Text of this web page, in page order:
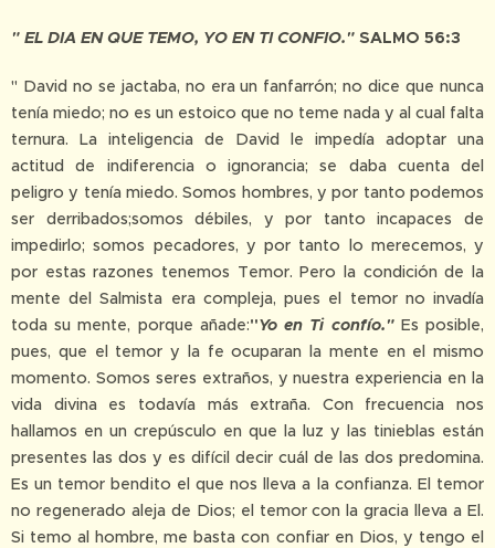
" EL DIA EN QUE TEMO, YO EN TI CONFIO." SALMO 56:3
" David no se jactaba, no era un fanfarrón; no dice que nunca
tenía miedo; no es un estoico que no teme nada y al cual falta
ternura. La inteligencia de David le impedía adoptar una
actitud de indiferencia o ignorancia; se daba cuenta del
peligro y tenía miedo. Somos hombres, y por tanto podemos
ser derribados;somos débiles, y por tanto incapaces de
impedirlo; somos pecadores, y por tanto lo merecemos, y
por estas razones tenemos Temor. Pero la condición de la
mente del Salmista era compleja, pues el temor no invadía
toda su mente, porque añade:"Yoen Ti confío."Es posible,
pues, que el temor y la fe ocuparan la mente en el mismo
momento. Somos seres extraños, y nuestra experiencia en la
vida divina es todavía más extraña. Con frecuencia nos
hallamos en un crepúsculo en que la luz y las tinieblas están
presentes las dos y es difícil decir cuál de las dos predomina.
Es un temor bendito el que nos lleva a la confianza. El temor
no regenerado aleja de Dios; el temor con la gracia lleva a El.
Si temo al hombre, me basta con confiar en Dios, y tengo el